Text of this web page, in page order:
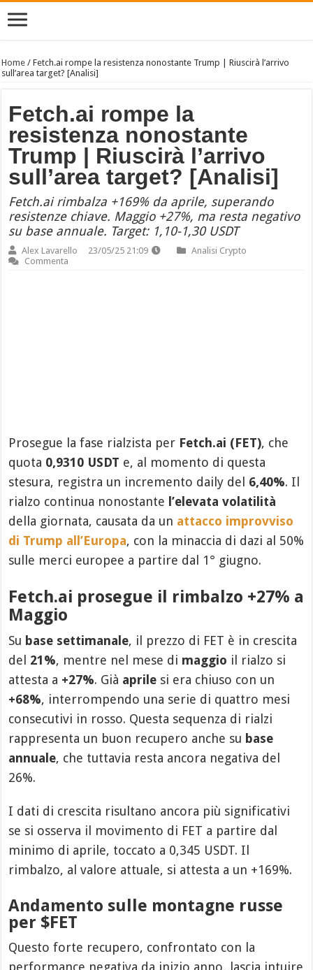
Home /Fetch.ai rompe la resistenza nonostante Trump | Riuscirà l’arrivo
sull’area target? [Analisi]
Fetch.ai rompe la
resistenza nonostante
Trump | Riuscirà l’arrivo
sull’area target? [Analisi]
Fetch.ai rimbalza +169% da aprile, superando
resistenze chiave. Maggio +27%, ma resta negativo
su base annuale. Target: 1,10-1,30 USDT
Alex Lavarello 23/05/25 21:09
Analisi Crypto
Commenta
Prosegue la fase rialzista per Fetch.ai (FET), che
quota 0,9310 USDT e, al momento di questa
stesura, registra un incremento daily del 6,40%. Il
rialzo continua nonostante l’elevata volatilità
della giornata, causata da un attacco improvviso
di Trump all’Europa, con la minaccia di dazi al 50%
sulle merci europee a partire dal 1° giugno.
Fetch.ai prosegue il rimbalzo +27% a
Maggio
Su base settimanale, il prezzo di FET è in crescita
del 21%, mentre nel mese di maggio il rialzo si
attesta a +27%. Già aprile si era chiuso con un
+68%, interrompendo una serie di quattro mesi
consecutivi in rosso. Questa sequenza di rialzi
rappresenta un buon recupero anche su base
annuale, che tuttavia resta ancora negativa del
26%.
I dati di crescita risultano ancora più significativi
se si osserva il movimento di FET a partire dal
minimo di aprile, toccato a 0,345 USDT. Il
rimbalzo, al valore attuale, si attesta a un +169%.
Andamento sulle montagne russe
per $FET
Questo forte recupero, confrontato con la
performance negativa da inizio anno, lascia intuire